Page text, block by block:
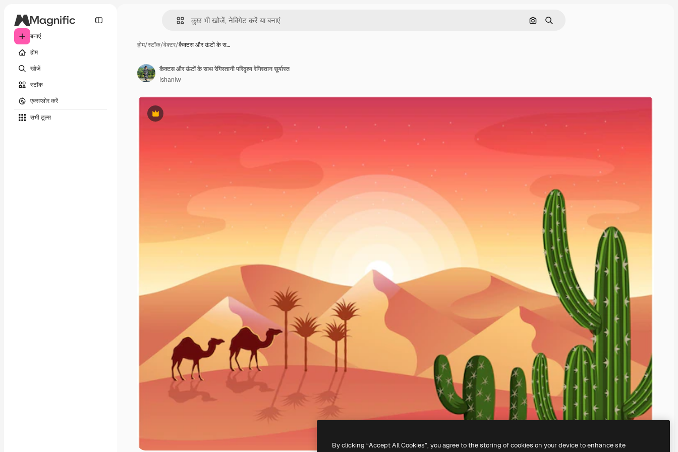
बनाएं
होम
खोजें
स्टॉक
एक्सप्लोर करें
सभी टूल्‍स
इमेज से खोजें
खोजें
होम/स्टॉक/वेक्टर/कैक्टस और ऊंटों के स…
Premium
कैक्टस और ऊंटों के साथ रेगिस्तानी परिदृश्य रेगिस्तान सूर्यास्त
Ishaniw
By clicking “Accept All Cookies”, you agree to the storing of cookies on your device to enhance site